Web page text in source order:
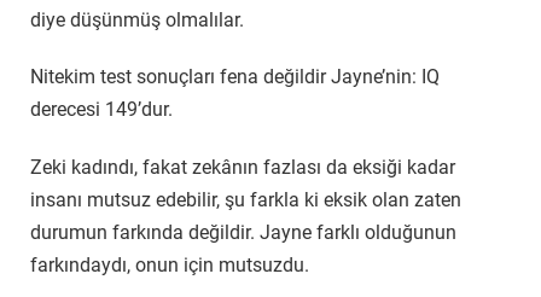
diye düşünmüş olmalılar.
Nitekim test sonuçları fena değildir Jayne’nin: IQ
derecesi 149’dur.
Zeki kadındı, fakat zekânın fazlası da eksiği kadar
insanı mutsuz edebilir, şu farkla ki eksik olan zaten
durumun farkında değildir. Jayne farklı olduğunun
farkındaydı, onun için mutsuzdu.